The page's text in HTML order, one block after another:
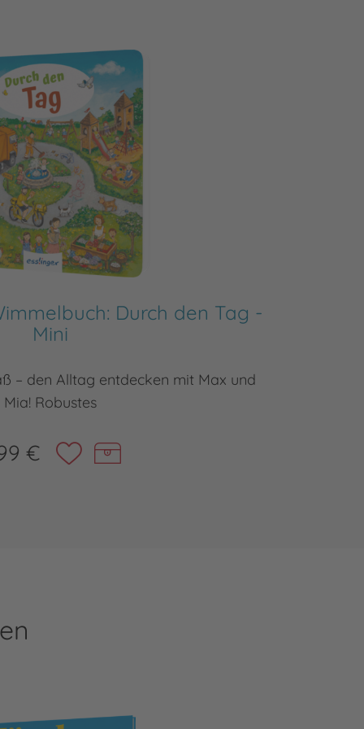
Durch den Tag -
Mini
– den Alltag entdecken mit Max und
Mia! Robustes
€